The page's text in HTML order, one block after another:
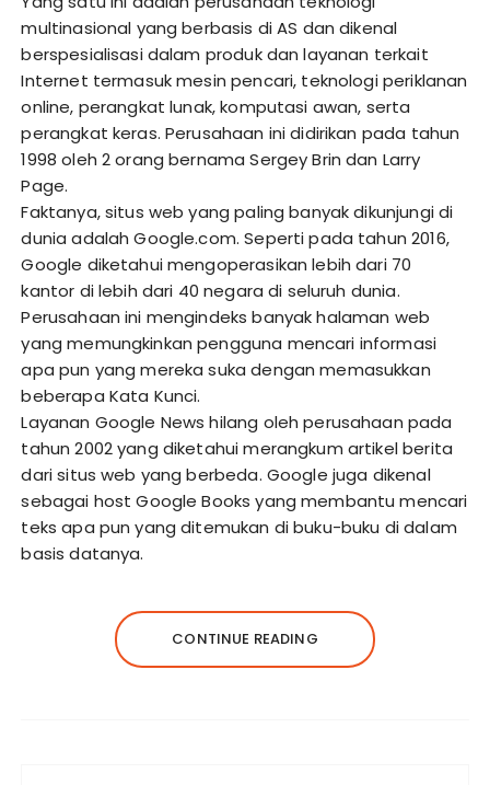
multinasional yang berbasis di AS dan dikenal
berspesialisasi dalam produk dan layanan terkait
Internet termasuk mesin pencari, teknologi periklanan
online, perangkat lunak, komputasi awan, serta
perangkat keras. Perusahaan ini didirikan pada tahun
1998 oleh 2 orang bernama Sergey Brin dan Larry
Page.
Faktanya, situs web yang paling banyak dikunjungi di
dunia adalah Google.com. Seperti pada tahun 2016,
Google diketahui mengoperasikan lebih dari 70
kantor di lebih dari 40 negara di seluruh dunia.
Perusahaan ini mengindeks banyak halaman web
yang memungkinkan pengguna mencari informasi
apa pun yang mereka suka dengan memasukkan
beberapa Kata Kunci.
Layanan Google News hilang oleh perusahaan pada
tahun 2002 yang diketahui merangkum artikel berita
dari situs web yang berbeda. Google juga dikenal
sebagai host Google Books yang membantu mencari
teks apa pun yang ditemukan di buku-buku di dalam
basis datanya.
CONTINUE READING